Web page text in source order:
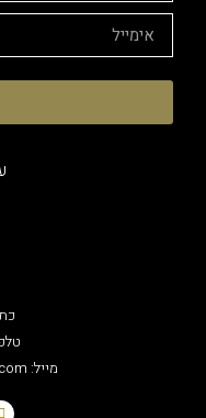
כתובת:
טלפון: 052-5643374